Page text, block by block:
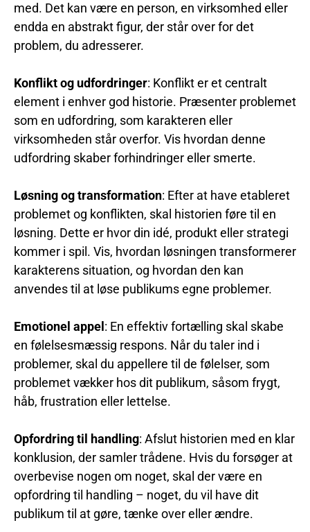
med. Det kan være en person, en virksomhed eller
endda en abstrakt figur, der står over for det
problem, du adresserer.
Konflikt og udfordringer: Konflikt er et centralt
element i enhver god historie. Præsenter problemet
som en udfordring, som karakteren eller
virksomheden står overfor. Vis hvordan denne
udfordring skaber forhindringer eller smerte.
Løsning og transformation: Efter at have etableret
problemet og konflikten, skal historien føre til en
løsning. Dette er hvor din idé, produkt eller strategi
kommer i spil. Vis, hvordan løsningen transformerer
karakterens situation, og hvordan den kan
anvendes til at løse publikums egne problemer.
Emotionel appel: En effektiv fortælling skal skabe
en følelsesmæssig respons. Når du taler ind i
problemer, skal du appellere til de følelser, som
problemet vækker hos dit publikum, såsom frygt,
håb, frustration eller lettelse.
Opfordring til handling: Afslut historien med en klar
konklusion, der samler trådene. Hvis du forsøger at
overbevise nogen om noget, skal der være en
opfordring til handling – noget, du vil have dit
publikum til at gøre, tænke over eller ændre.